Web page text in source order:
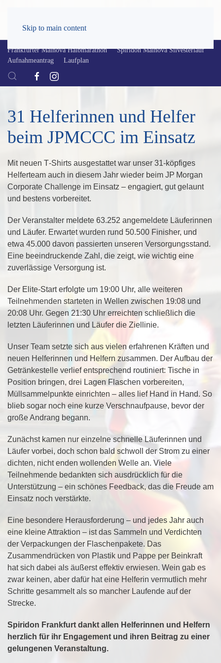
Skip to main content
Frankfurter Mainova Halbmarathon
Spiridon Mainova Silvesterlauf
Aufnahmeantrag
Laufplan
31 Helferinnen und Helfer
beim JPMCCC im Einsatz
Mit neuen T‑Shirts ausgestattet war unser 31‑köpfiges
Helferteam auch in diesem Jahr wieder beim JP Morgan
Corporate Challenge im Einsatz – engagiert, gut gelaunt
und bestens vorbereitet.
Der Veranstalter meldete 63.252 angemeldete Läuferinnen
und Läufer. Erwartet wurden rund 50.500 Finisher, und
etwa 45.000 davon passierten unseren Versorgungsstand.
Eine beeindruckende Zahl, die zeigt, wie wichtig eine
zuverlässige Versorgung ist.
Der Elite‑Start erfolgte um 19:00 Uhr, alle weiteren
Teilnehmenden starteten in Wellen zwischen 19:08 und
20:08 Uhr. Gegen 21:30 Uhr erreichten schließlich die
letzten Läuferinnen und Läufer die Ziellinie.
Unser Team setzte sich aus vielen erfahrenen Kräften und
neuen Helferinnen und Helfern zusammen. Der Aufbau der
Getränkestelle verlief entsprechend routiniert: Tische in
Position bringen, drei Lagen Flaschen vorbereiten,
Müllsammelpunkte einrichten – alles lief Hand in Hand. So
blieb sogar noch eine kurze Verschnaufpause, bevor der
große Andrang begann.
Zunächst kamen nur einzelne schnelle Läuferinnen und
Läufer vorbei, doch schon bald schwoll der Strom zu einer
dichten, nicht enden wollenden Welle an. Viele
Teilnehmende bedankten sich ausdrücklich für die
Unterstützung – ein schönes Feedback, das die Freude am
Einsatz noch verstärkte.
Eine besondere Herausforderung – und jedes Jahr auch
eine kleine Attraktion – ist das Sammeln und Verdichten
der Verpackungen der Flaschenpakete. Das
Zusammendrücken von Plastik und Pappe per Beinkraft
hat sich dabei als äußerst effektiv erwiesen. Wein gab es
zwar keinen, aber dafür hat eine Helferin vermutlich mehr
Schritte gesammelt als so mancher Laufende auf der
Strecke.
Spiridon Frankfurt dankt allen Helferinnen und Helfern
herzlich für ihr Engagement und ihren Beitrag zu einer
gelungenen Veranstaltung.